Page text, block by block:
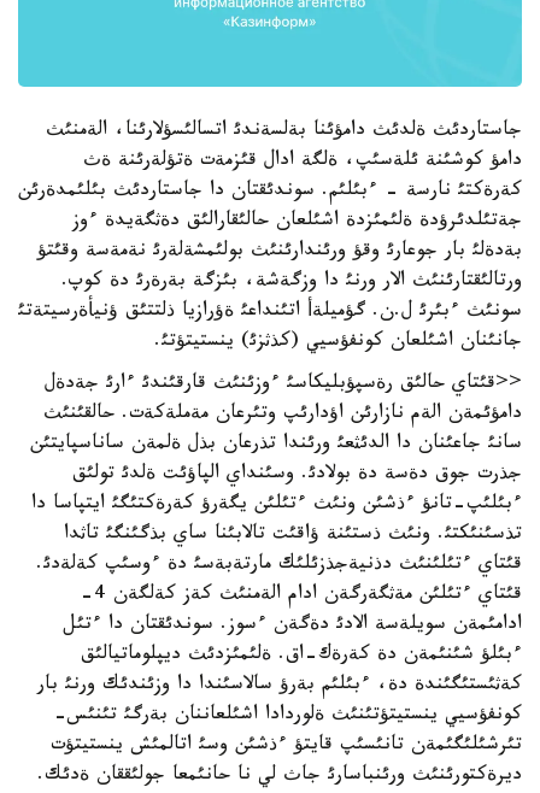
جاستاردئث ةلدئث دامؤئنا بةلسةندئ اتسالئسؤلارئنا، الةمنئث
دامؤ كوشئنة ئلةسئپ، ةلگة ادال قئزمةت ةتؤلةرئنة ةث
كةرةكتئ نارسة - ءبئلئم. سوندئقتان دا جاستاردئث بئلئمدةرئن
جةتئلدئرؤدة ةلئمئزدة اشئلعان حالئقارالئق دةثگةيدة ءوز
بةدةلئ بار جوعارئ وقؤ ورئندارئنئث بولئمشةلةرئ نةمةسة وقئتؤ
ورتالئقتارئنئث الار ورنئ دا وزگةشة، بئزگة بةرةرئ دة كوپ.
سونئث ءبئرئ ل.ن. گؤميلةأ اتئنداعئ ةؤرازيا ذلتتئق ؤنيأةرسيتةتئ
جانئنان اشئلعان كونفؤسيي (كذثزئ) ينستيتؤتئ.
<<قئتاي حالئق رةسپؤبليكاسئ ءوزئنئث قارقئندئ ءارئ جةدةل
دامؤئمةن الةم نازارئن اؤدارئپ وتئرعان مةملةكةت. حالقئنئث
سانئ جاعئنان دا الدئثعئ ورئندا تذرعان بذل ةلمةن ساناسپايتئن
جذرت جوق دةسة دة بولادئ. وسئنداي الپاؤئت ةلدئ تولئق
ءبئلئپ-تانؤ ءذشئن ونئث ءتئلئن يگةرؤ كةرةكتئگئ ايتپاسا دا
تذسئنئكتئ. ونئث ذستئنة ؤاقئت تالابئنا ساي بذگئنگئ تاثدا
قئتاي ءتئلئنئث دذنيةجذزئلئك مارتةبةسئ دة ءوسئپ كةلةدئ.
قئتاي ءتئلئن مةثگةرگةن ادام الةمنئث كةز كةلگةن 4-
ادامئمةن سويلةسة الادئ دةگةن ءسوز. سوندئقتان دا ءتئل
ءبئلؤ شئنئمةن دة كةرةك-اق. ةلئمئزدئث ديپلوماتيالئق
كةثئستئگئندة دة، ءبئلئم بةرؤ سالاسئندا دا وزئندئك ورنئ بار
كونفؤسيي ينستيتؤتئنئث ةلوردادا اشئلعاننان بةرگئ تئنئس-
تئرشئلئگئمةن تانئسئپ قايتؤ ءذشئن وسئ اتالمئش ينستيتؤت
ديرةكتورئنئث ورئنباسارئ جاث لي نا حانئمعا جولئققان ةدئك.